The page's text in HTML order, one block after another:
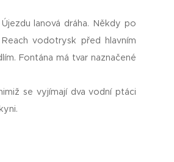
lanová dráha. Někdy po
vodotrysk před hlavním
Fontána má tvar naznačené
se vyjímají dva vodní ptáci